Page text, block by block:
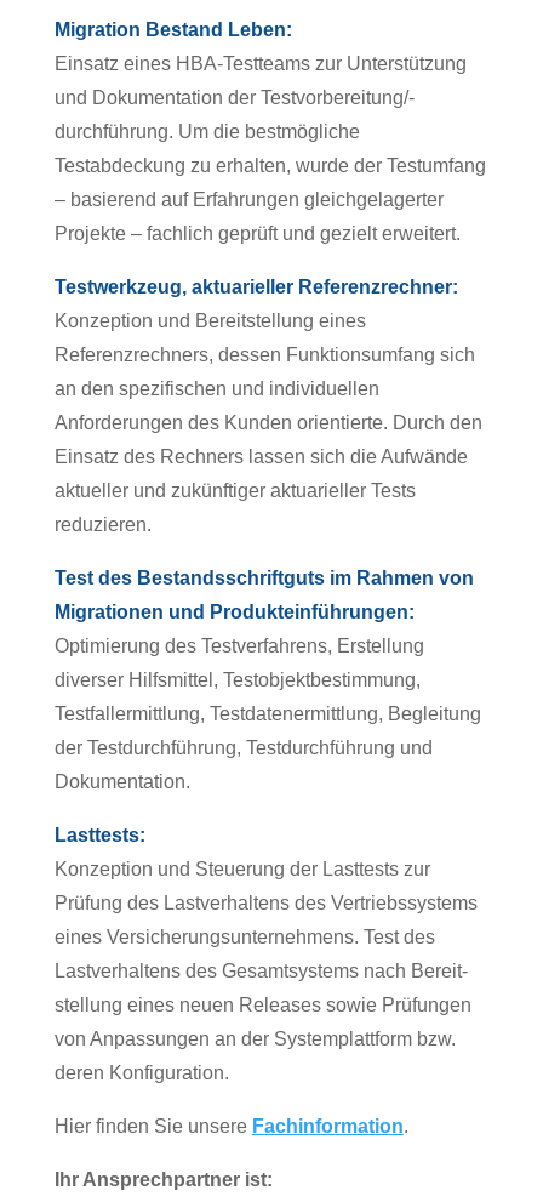
Migration Bestand Leben:
Einsatz eines HBA-Testteams zur Unterstützung
und Dokumentation der Testvorbereitung/-
durchführung. Um die bestmögliche
Testabdeckung zu erhalten, wurde der Testumfang
– basierend auf Erfahrungen gleichgelagerter
Projekte – fachlich geprüft und gezielt erweitert.
Testwerkzeug, aktuarieller Referenzrechner:
Konzeption und Bereitstellung eines
Referenzrechners, dessen Funktionsumfang sich
an den spezifischen und individuellen
Anforderungen des Kunden orientierte. Durch den
Einsatz des Rechners lassen sich die Aufwände
aktueller und zukünftiger aktuarieller Tests
reduzieren.
Test des Bestandsschriftguts im Rahmen von
Migrationen und Produkteinführungen:
Optimierung des Testverfahrens, Erstellung
diverser Hilfsmittel, Testobjektbestimmung,
Testfallermittlung, Testdatenermittlung, Begleitung
der Testdurchführung, Testdurchführung und
Dokumentation.
Lasttests:
Konzeption und Steuerung der Lasttests zur
Prüfung des Lastverhaltens des Vertriebssystems
eines Versicherungsunternehmens. Test des
Lastverhaltens des Gesamtsystems nach Bereit-
stellung eines neuen Releases sowie Prüfungen
von Anpassungen an der Systemplattform bzw.
deren Konfiguration.
Hier finden Sie unsere Fachinformation.
Ihr Ansprechpartner ist: